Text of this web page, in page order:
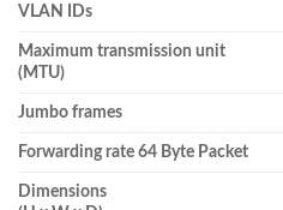
VLAN IDs
Maximum transmission unit
(MTU)
Jumbo frames
Forwarding rate 64 Byte Packet
Dimensions